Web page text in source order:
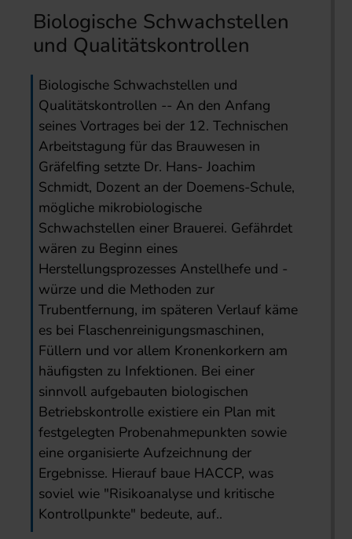
Biologische Schwachstellen
und Qualitätskontrollen
Biologische Schwachstellen und
Qualitätskontrollen -- An den Anfang
seines Vortrages bei der 12. Technischen
Arbeitstagung für das Brauwesen in
Gräfelfing setzte Dr. Hans- Joachim
Schmidt, Dozent an der Doemens-Schule,
mögliche mikrobiologische
Schwachstellen einer Brauerei. Gefährdet
wären zu Beginn eines
Herstellungsprozesses Anstellhefe und -
würze und die Methoden zur
Trubentfernung, im späteren Verlauf käme
es bei Flaschenreinigungsmaschinen,
Füllern und vor allem Kronenkorkern am
häufigsten zu Infektionen. Bei einer
sinnvoll aufgebauten biologischen
Betriebskontrolle existiere ein Plan mit
festgelegten Probenahmepunkten sowie
eine organisierte Aufzeichnung der
Ergebnisse. Hierauf baue HACCP, was
soviel wie "Risikoanalyse und kritische
Kontrollpunkte" bedeute, auf..